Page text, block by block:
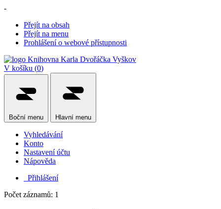
-
Přejít na obsah
Přejít na menu
Prohlášení o webové přístupnosti
V košíku (0)
Boční menu Hlavní menu
Vyhledávání
Konto
Nastavení účtu
Nápověda
Přihlášení
Počet záznamů: 1